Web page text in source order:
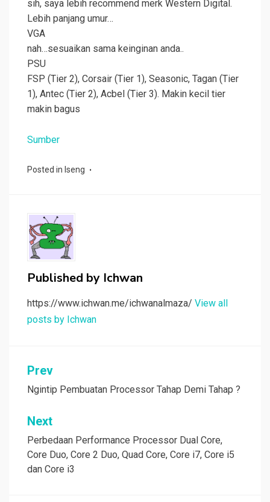
sih, saya lebih recommend merk Western Digital.
Lebih panjang umur…
VGA
nah…sesuaikan sama keinginan anda..
PSU
FSP (Tier 2), Corsair (Tier 1), Seasonic, Tagan (Tier
1), Antec (Tier 2), Acbel (Tier 3). Makin kecil tier
makin bagus
Sumber
Posted in Iseng
Published by Ichwan
https://www.ichwan.me/ichwanalmaza/ View all
posts by Ichwan
Post
navigation
Prev
Ngintip Pembuatan Processor Tahap Demi Tahap ?
Next
Perbedaan Performance Processor Dual Core,
Core Duo, Core 2 Duo, Quad Core, Core i7, Core i5
dan Core i3